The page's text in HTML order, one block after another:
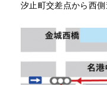
汐止町交差点から西